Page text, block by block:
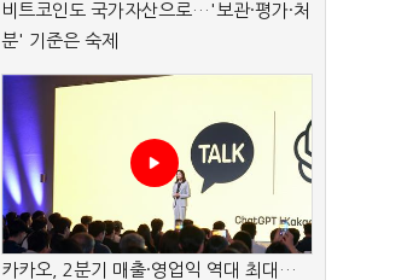
비트코인도 국가자산으로…'보관·평가·처
분' 기준은 숙제
카카오, 2분기 매출·영업익 역대 최대…